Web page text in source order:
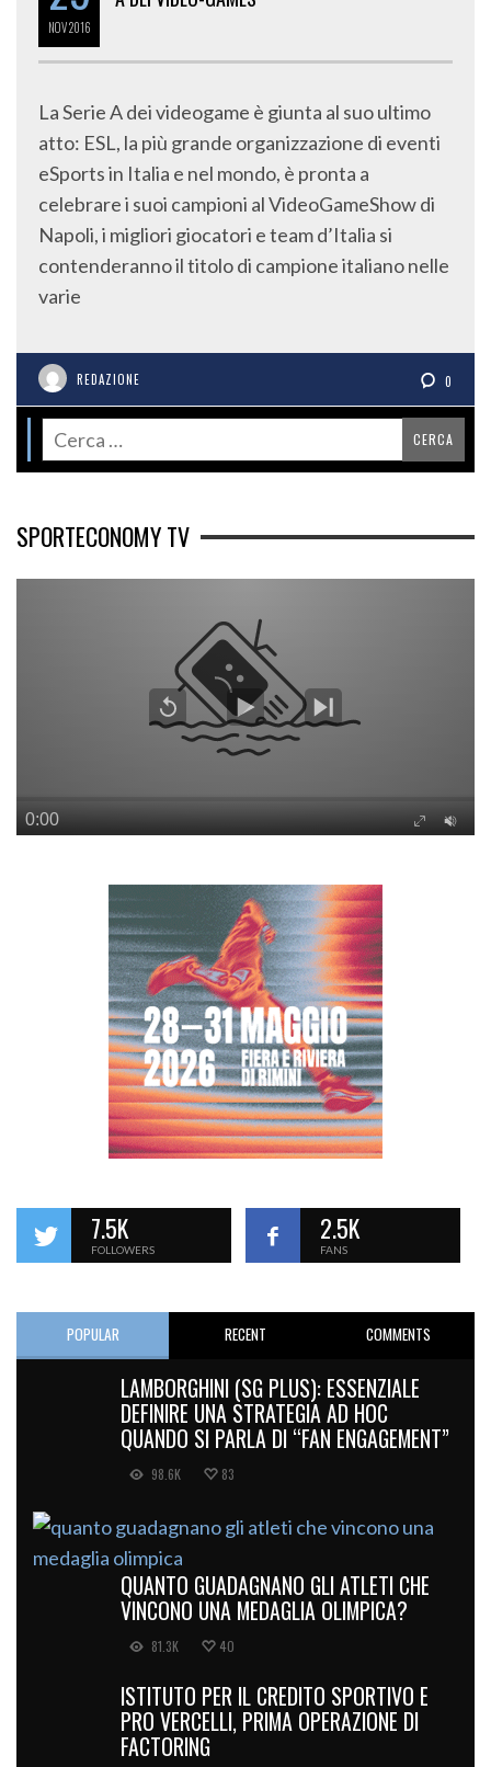
NOV2016
La Serie A dei videogame è giunta al suo ultimo
atto: ESL, la più grande organizzazione di eventi
eSports in Italia e nel mondo, è pronta a
celebrare i suoi campioni al VideoGameShow di
Napoli, i migliori giocatori e team d’Italia si
contenderanno il titolo di campione italiano nelle
varie
REDAZIONE 0
SPORTECONOMY TV
7.5K
FOLLOWERS
2.5K
FANS
POPULAR RECENT COMMENTS
LAMBORGHINI (SG PLUS): ESSENZIALE
DEFINIRE UNA STRATEGIA AD HOC
QUANDO SI PARLA DI “FAN ENGAGEMENT”
98.6K 83
QUANTO GUADAGNANO GLI ATLETI CHE
VINCONO UNA MEDAGLIA OLIMPICA?
81.3K 40
ISTITUTO PER IL CREDITO SPORTIVO E
PRO VERCELLI, PRIMA OPERAZIONE DI
FACTORING